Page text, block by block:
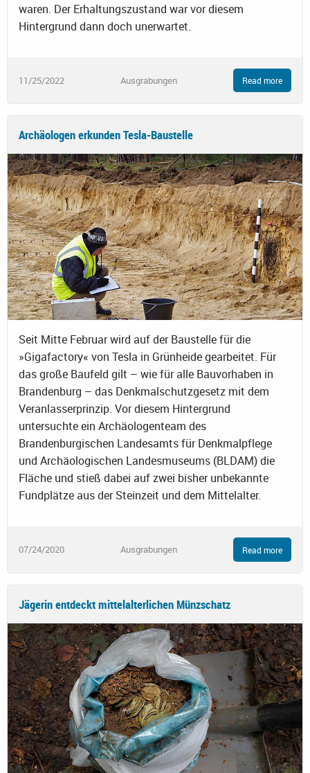
waren. Der Erhaltungszustand war vor diesem
Hintergrund dann doch unerwartet.
11/25/2022 Ausgrabungen Read more
Archäologen erkunden Tesla-Baustelle
Seit Mitte Februar wird auf der Baustelle für die
»Gigafactory« von Tesla in Grünheide gearbeitet. Für
das große Baufeld gilt – wie für alle Bauvorhaben in
Brandenburg – das Denkmalschutzgesetz mit dem
Veranlasserprinzip. Vor diesem Hintergrund
untersuchte ein Archäologenteam des
Brandenburgischen Landesamts für Denkmalpflege
und Archäologischen Landesmuseums (BLDAM) die
Fläche und stieß dabei auf zwei bisher unbekannte
Fundplätze aus der Steinzeit und dem Mittelalter.
07/24/2020 Ausgrabungen Read more
Jägerin entdeckt mittelalterlichen Münzschatz